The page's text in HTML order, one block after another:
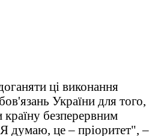
ці виконання
України для того,
країну безперервним
думаю, це – пріоритет", –